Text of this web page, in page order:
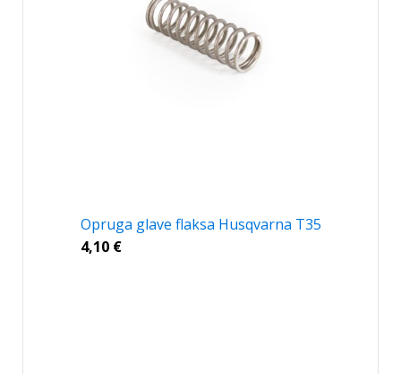
Opruga glave flaksa Husqvarna T35
4,10 €